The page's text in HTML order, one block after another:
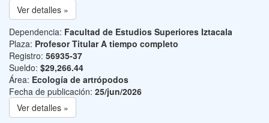
Ver detalles »
Dependencia: Facultad de Estudios Superiores Iztacala
Plaza: Profesor Titular A tiempo completo
Registro: 56935-37
Sueldo: $29,266.44
Área: Ecología de artrópodos
Fecha de publicación: 25/jun/2026
Ver detalles »